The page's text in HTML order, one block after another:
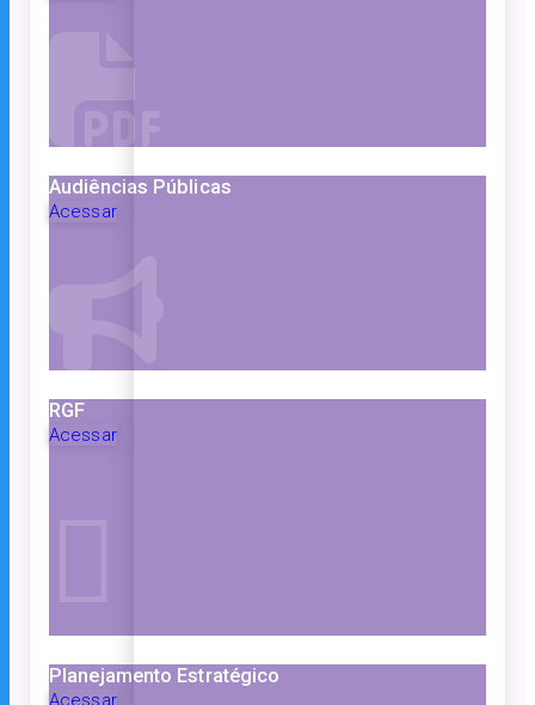
Audiências Públicas
Acessar
RGF
Acessar
Planejamento Estratégico
Acessar